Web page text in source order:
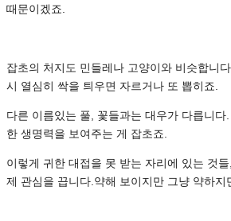
때문이겠죠.
잡초의 처지도 민들레나 고양이와 비슷합니
시 열심히 싹을 틔우면 자르거나 또 뽑히죠.
다른 이름있는 풀, 꽃들과는 대우가 다릅니
한 생명력을 보여주는 게 잡초죠.
이렇게 귀한 대접을 못 받는 자리에 있는 것
제 관심을 끕니다.약해 보이지만 그냥 약하지